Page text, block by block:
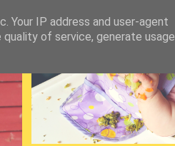
Your IP address and user-agent
of service, generate usage